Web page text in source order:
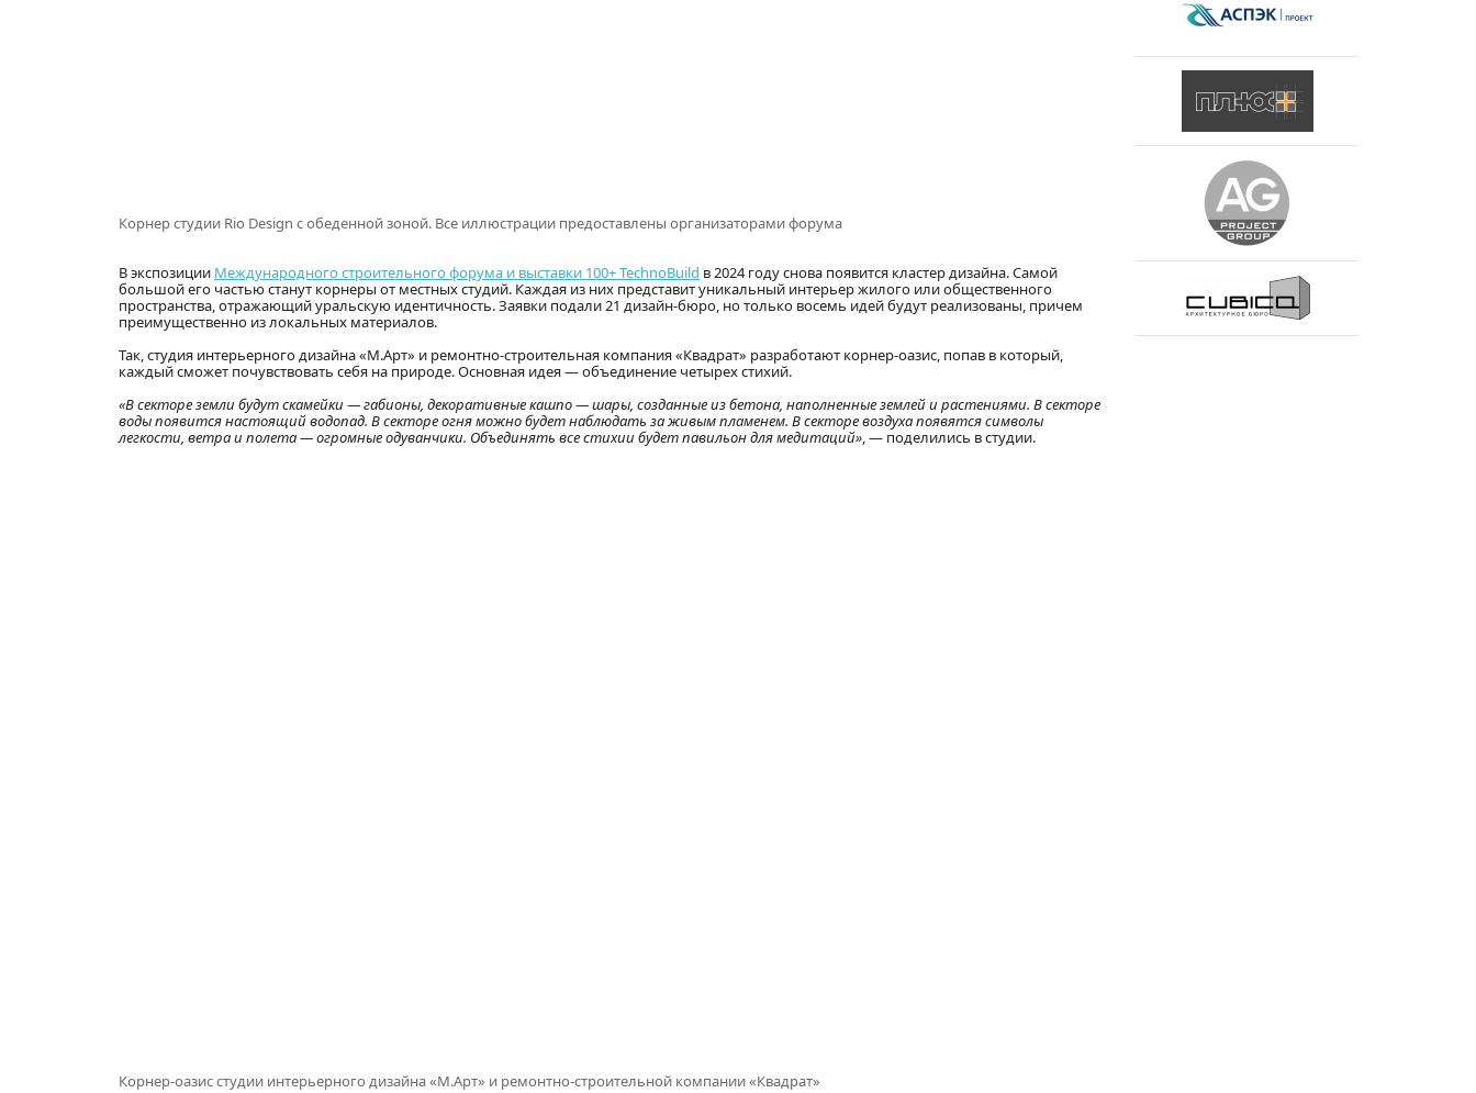
Корнер студии Rio Design с обеденной зоной. Все иллюстрации предоставлены организаторами форума
В экспозиции Международного строительного форума и выставки 100+ TechnoBuild в 2024 году снова появится кластер дизайна. Самой
большой его частью станут корнеры от местных студий. Каждая из них представит уникальный интерьер жилого или общественного
пространства, отражающий уральскую идентичность. Заявки подали 21 дизайн-бюро, но только восемь идей будут реализованы, причем
преимущественно из локальных материалов.
Так, студия интерьерного дизайна «М.Арт» и ремонтно-строительная компания «Квадрат» разработают корнер-оазис, попав в который,
каждый сможет почувствовать себя на природе. Основная идея — объединение четырех стихий.
«В секторе земли будут скамейки — габионы, декоративные кашпо — шары, созданные из бетона, наполненные землей и растениями. В секторе
воды появится настоящий водопад. В секторе огня можно будет наблюдать за живым пламенем. В секторе воздуха появятся символы
легкости, ветра и полета — огромные одуванчики. Объединять все стихии будет павильон для медитаций», — поделились в студии.
Корнер-оазис студии интерьерного дизайна «М.Арт» и ремонтно-строительной компании «Квадрат»